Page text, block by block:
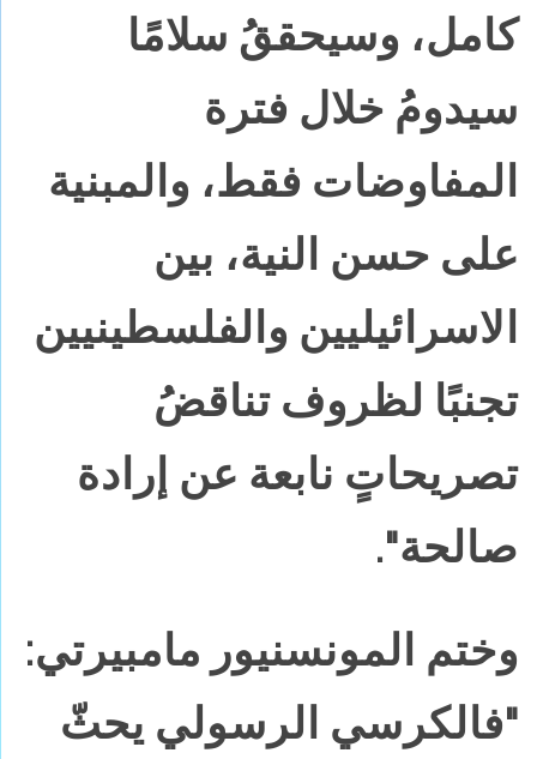
كامل، وسيحققُ سلامًا
سيدومُ خلال فترة
المفاوضات فقط، والمبنية
على حسن النية، بين
الاسرائيليين والفلسطينيين
تجنبًا لظروف تناقضُ
تصريحاتٍ نابعة عن إرادة
صالحة".
وختم المونسنيور مامبيرتي:
"فالكرسي الرسولي يحثّ